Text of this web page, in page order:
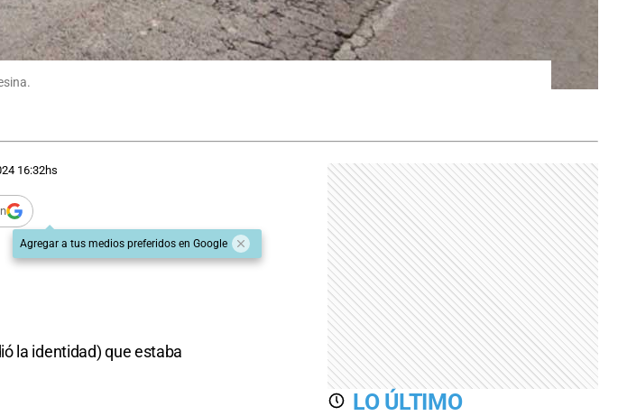
16:32hs
Agregar a tus medios preferidos en Google
la identidad) que estaba
LO ÚLTIMO